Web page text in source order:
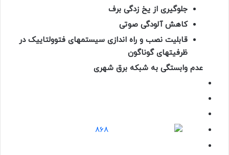
جلوگیری از یخ زدگی برف
کاهش آلودگی صوتی
قابلیت نصب و راه اندازی سیستمهای فتوولتاییک در
ظرفیتهای گوناگون
عدم وابستگی به شبکه برق شهری